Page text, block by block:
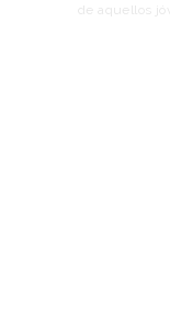
de aquellos